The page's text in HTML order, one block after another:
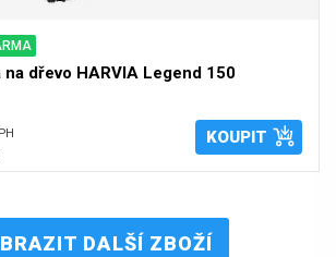
na dřevo HARVIA Legend 150
KOUPIT
DALŠÍ ZBOŽÍ